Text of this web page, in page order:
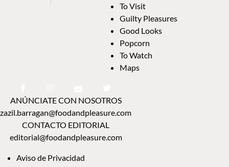
To Visit
Guilty Pleasures
Good Looks
Popcorn
To Watch
Maps
ANÚNCIATE CON NOSOTROS
zazil.barragan@foodandpleasure.com
CONTACTO EDITORIAL
editorial@foodandpleasure.com
Aviso de Privacidad